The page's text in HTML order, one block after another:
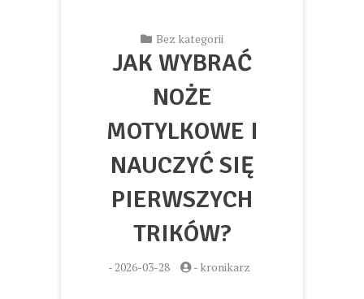
Bez kategorii
JAK WYBRAĆ
NOŻE
MOTYLKOWE I
NAUCZYĆ SIĘ
PIERWSZYCH
TRIKÓW?
-2026-03-28 - kronikarz